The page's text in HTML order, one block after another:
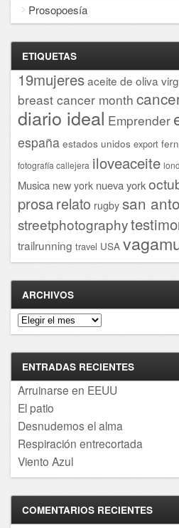
Prosopoesía
ETIQUETAS
19mujeresaceite de oliva
breast cancer month
diario ideal Emprender
españa estados unidos export
fotografía callejera iloveaceite
Musica new york nueva york
prosarelato rugby san
streetphotography
trailrunning travel USA
ARCHIVOS
Archivos
ENTRADAS RECIENTES
Arruinarse en EEUU
El patio
Desnudemos el alma
Respiración entrecortada
Viento Azul
COMENTARIOS RECIENTES